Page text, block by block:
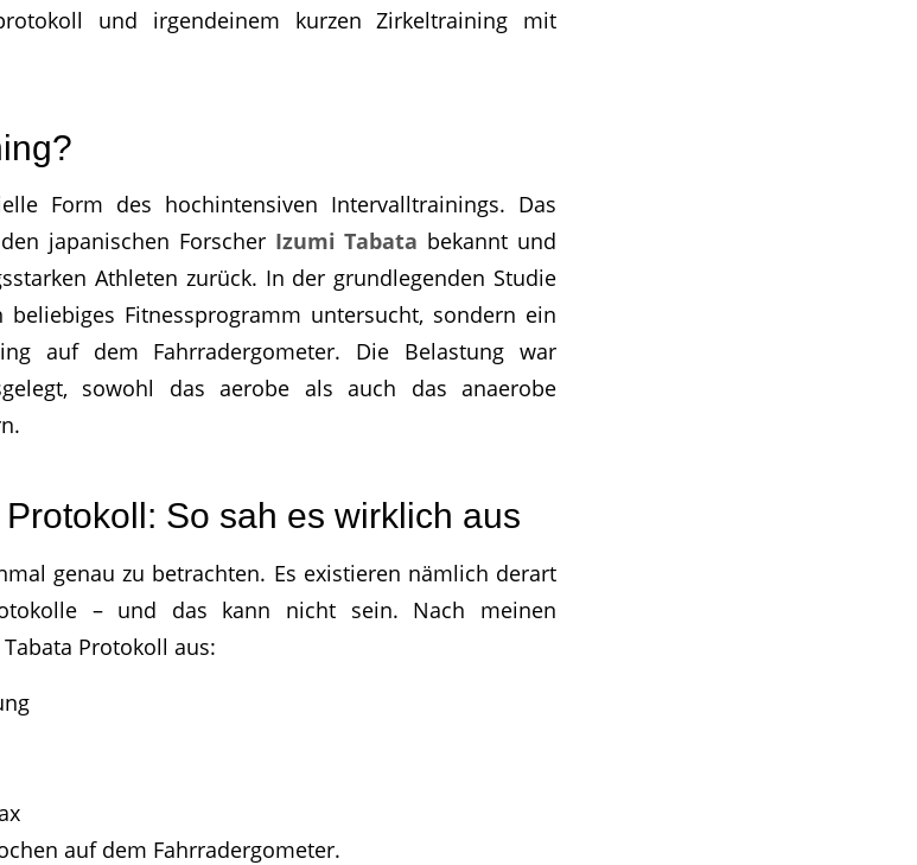
und irgendeinem kurzen Zirkeltraining mit
Form des hochintensiven Intervalltrainings. Das
japanischen Forscher Izumi Tabata bekannt und
Athleten zurück. In der grundlegenden Studie
Fitnessprogramm untersucht, sondern ein
auf dem Fahrradergometer. Die Belastung war
sowohl das aerobe als auch das anaerobe
So sah es wirklich aus
genau zu betrachten. Es existieren nämlich derart
– und das kann nicht sein. Nach meinen
Protokoll aus:
auf dem Fahrradergometer.